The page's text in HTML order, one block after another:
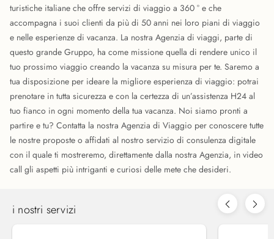
turistiche italiane che offre servizi di viaggio a 360 ° e che
accompagna i suoi clienti da più di 50 anni nei loro piani di viaggio
e nelle esperienze di vacanza. La nostra Agenzia di viaggi, parte di
questo grande Gruppo, ha come missione quella di rendere unico il
tuo prossimo viaggio creando la vacanza su misura per te. Saremo a
tua disposizione per ideare la migliore esperienza di viaggio: potrai
prenotare in tutta sicurezza e con la certezza di un’assistenza H24 al
tuo fianco in ogni momento della tua vacanza. Noi siamo pronti a
partire e tu? Contatta la nostra Agenzia di Viaggio per conoscere tutte
le nostre proposte o affidati al nostro servizio di consulenza digitale
con il quale ti mostreremo, direttamente dalla nostra Agenzia, in video
call gli aspetti più intriganti e curiosi delle mete che desideri.
i nostri servizi